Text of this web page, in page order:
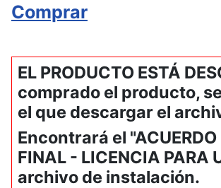
Comprar
EL PRODUCTO ESTÁ
comprado el producto,
el que descargar el
Encontrará el "ACUERDO
FINAL - LICENCIA PARA
archivo de instalación.